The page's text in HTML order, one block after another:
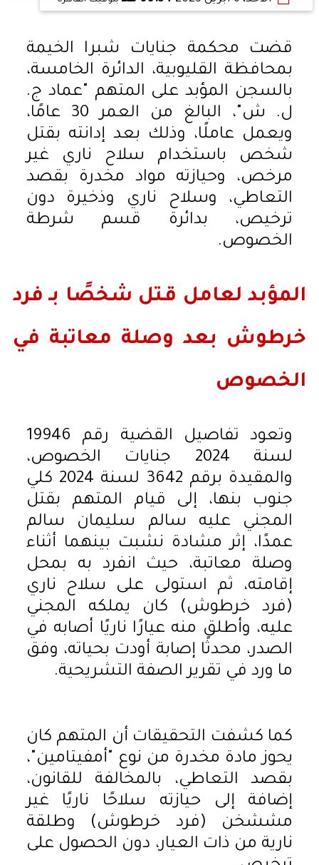
قضت محكمة جنايات شبرا الخيمة
بمحافظة القليوبية، الدائرة الخامسة،
بالسجن المؤبد على المتهم "عماد ج.
ل. ش"، البالغ من العمر 30 عامًا،
ويعمل عاملًا، وذلك بعد إدانته بقتل
شخص باستخدام سلاح ناري غير
مرخص، وحيازته مواد مخدرة بقصد
التعاطي، وسلاح ناري وذخيرة دون
ترخيص، بدائرة قسم شرطة
الخصوص.
المؤبد لعامل قـتل شخصًا بـ فرد
خرطوش بعد وصلة معاتبة في
الخصوص
وتعود تفاصيل القضية رقم 19946
لسنة 2024 جنايات الخصوص،
والمقيدة برقم 3642 لسنة 2024 كلي
جنوب بنها، إلى قيام المتهم بقتل
المجني عليه سالم سليمان سالم
عمدًا، إثر مشادة نشبت بينهما أثناء
وصلة معاتبة، حيث انفرد به بمحل
إقامته، ثم استولى على سلاح ناري
(فرد خرطوش) كان يملكه المجني
عليه، وأطلق منه عيارًا ناريًا أصابه في
الصدر، محدثًا إصابة أودت بحياته، وفق
ما ورد في تقرير الصفة التشريحية.
كما كشفت التحقيقات أن المتهم كان
يحوز مادة مخدرة من نوع "أمفيتامين"،
بقصد التعاطي، بالمخالفة للقانون،
إضافة إلى حيازته سلاحًا ناريًا غير
مششخن (فرد خرطوش) وطلقة
نارية من ذات العيار، دون الحصول على